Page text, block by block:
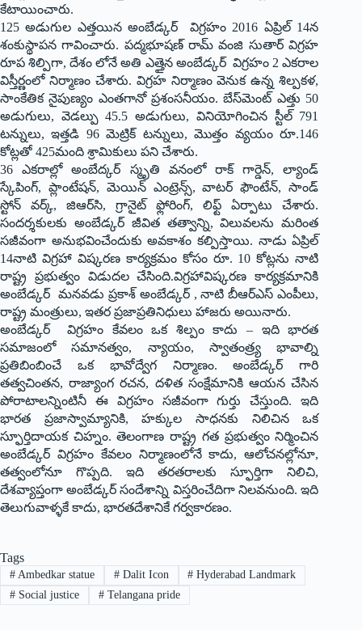
కేటాయించారు.
125 అడుగుల ఎత్తయిన అంబేడ్కర్ విగ్రహం 2016 ఏప్రిల్ 14న
శంకుస్థాపన గావించారు. పద్మభూషణ్ రామ్ వంజి సుతార్ విగ్రహ
రూప శిల్పిగా, దేశం లోనే అతి ఎత్తైన అంబేడ్కర్ విగ్రహం 2 ఎకరాల
విస్తీర్ణంలో నిర్మాణం చేశారు. విగ్రహ నిర్మాణం వెనుక ఉన్న శిల్పకళ,
సాంకేతిక నైపుణ్యం ఎంతగానో ప్రశంసనీయం. బేస్‌మెంట్ ఎత్తు 50
అడుగులు, వెడల్పు 45.5 అడుగులు, వినియోగించిన స్టీల్ 791
టన్నులు, ఇత్తడి 96 మెట్రిక్ టన్నులు, మొత్తం వ్యయం రూ.146
కోట్లతో 425మంది శ్రామికులు పని చేశారు.
36 ఎకరాల్లో అంబేద్కర్ స్మృతి వనంలో రాక్ గార్డెన్, ల్యాండ్
స్కేపింగ్, ప్లాంటేషన్, మెయిన్ ఎంట్రెన్స్, వాటర్ ఫౌంటేన్‌, సాండ్
స్టోన్ వర్క్, జిఆర్‌సి, గ్రానైట్ ఫ్లోరింగ్, లిఫ్ట్ ఏర్పాటు చేశారు.
సందర్శకులకు అంబేడ్కర్ జీవిత తత్వాన్ని, విలువలను మరింత
సజీవంగా అనుభవించేందుకు అవకాశం కల్పిస్తాయి. నాడు ఏప్రిల్
14నాటి విగ్రహా విష్కరణ కార్యక్రమం కోసం రూ. 10 కోట్లను నాటి
రాష్ట్ర ప్రభుత్వం విడుదల చేసింది.విగ్రహావిష్కరణ కార్యక్రమానికి
అంబేడ్కర్ మనవడు ప్రకాశ్ అంబేడ్కర్ , నాటి బీఆర్ఎస్ ఎంపీలు,
రాష్ట్ర మంత్రులు, ఇతర ప్రజాప్రతినిధులు హాజరు అయినారు.
అంబేడ్కర్ విగ్రహం కేవలం ఒక శిల్పం కాదు – ఇది భారత
సమాజంలో సమానత్వం, న్యాయం, స్వాతంత్ర్య భావాల్ని
ప్రతిబింబించే ఒక భావోద్వేగ నిర్మాణం. అంబేడ్కర్ గారి
తత్వచింతన, రాజ్యాంగ రచన, దళిత సంక్షేమానికి ఆయన చేసిన
పోరాటాలన్నింటినీ ఈ విగ్రహం సజీవంగా గుర్తు చేస్తుంది. ఇది
భారత ప్రజాస్వామ్యానికి, హక్కుల సాధనకు నిలిచిన ఒక
స్ఫూర్తిదాయక చిహ్నం. తెలంగాణ రాష్ట్ర గత ప్రభుత్వం నిర్మించిన
అంబేడ్కర్ విగ్రహం కేవలం నిర్మాణంలోనే కాదు, ఆలోచనల్లోనూ,
తత్వంలోనూ గొప్పది. ఇది తరతరాలకు స్ఫూర్తిగా నిలిచి,
దేశవ్యాప్తంగా అంబేడ్కర్ సందేశాన్ని విస్తరించేదిగా నిలవనుంది. ఇది
తెలుగువాళ్ళకే కాదు, భారతదేశానికే గర్వకారణం.
Tags
#Ambedkar statue #Dalit Icon # Hyderabad Landmark
#Social justice #Telangana pride